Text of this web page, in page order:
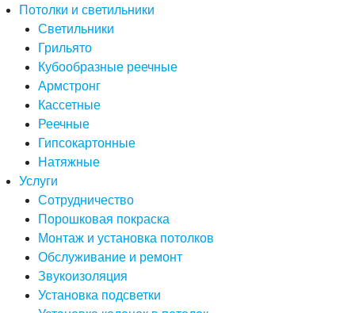
Потолки и светильники
Светильники
Грильято
Кубообразные реечные
Армстронг
Кассетные
Реечные
Гипсокартонные
Натяжные
Услуги
Сотрудничество
Порошковая покраска
Монтаж и установка потолков
Обслуживание и ремонт
Звукоизоляция
Установка подсветки